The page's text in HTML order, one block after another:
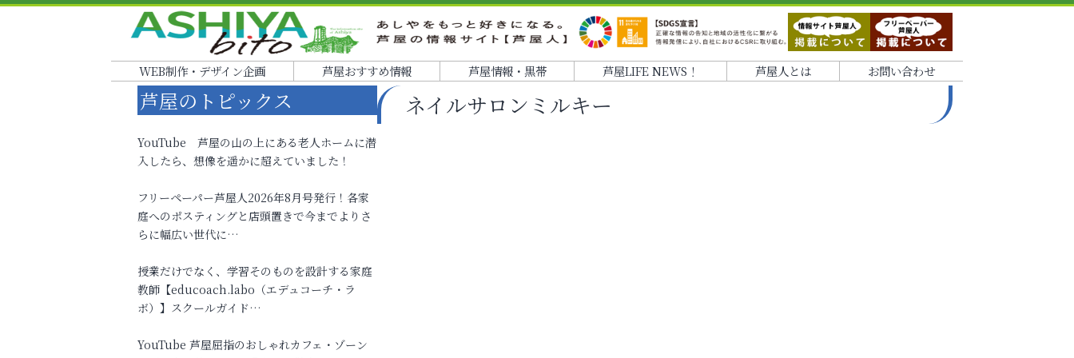
WEB制作・デザイン企画 芦屋おすすめ情報 芦屋情報・黒帯 芦屋LIFE NEWS！ 芦屋人とは お問い合わせ
ネイルサロンミルキー
芦屋のトピックス
YouTube 芦屋の山の上にある老人ホームに潜
入したら、想像を遥かに超えていました！
フリーペーパー芦屋人2026年8月号発行！各家
庭へのポスティングと店頭置きで今までよりさ
らに幅広い世代に…
授業だけでなく、学習そのものを設計する家庭
教師【educoach.labo（エデュコーチ・ラ
ボ）】スクールガイド…
YouTube 芦屋屈指のおしゃれカフェ・ゾーン